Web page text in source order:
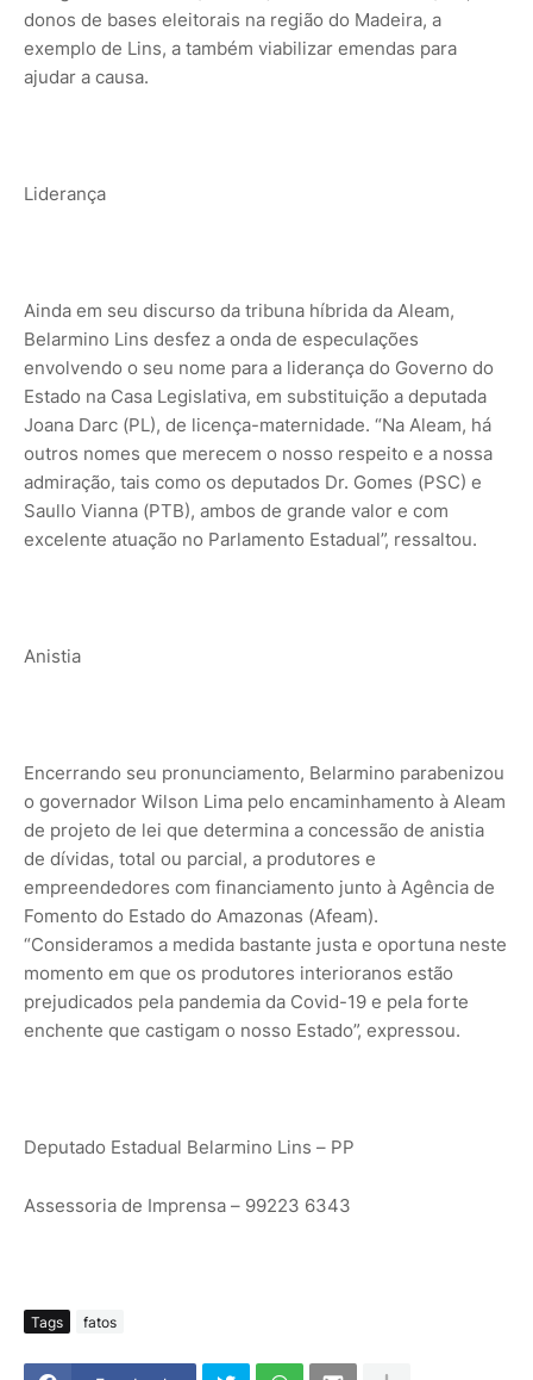
donos de bases eleitorais na região do Madeira, a
exemplo de Lins, a também viabilizar emendas para
ajudar a causa.
Liderança
Ainda em seu discurso da tribuna híbrida da Aleam,
Belarmino Lins desfez a onda de especulações
envolvendo o seu nome para a liderança do Governo do
Estado na Casa Legislativa, em substituição a deputada
Joana Darc (PL), de licença-maternidade. “Na Aleam, há
outros nomes que merecem o nosso respeito e a nossa
admiração, tais como os deputados Dr. Gomes (PSC) e
Saullo Vianna (PTB), ambos de grande valor e com
excelente atuação no Parlamento Estadual”, ressaltou.
Anistia
Encerrando seu pronunciamento, Belarmino parabenizou
o governador Wilson Lima pelo encaminhamento à Aleam
de projeto de lei que determina a concessão de anistia
de dívidas, total ou parcial, a produtores e
empreendedores com financiamento junto à Agência de
Fomento do Estado do Amazonas (Afeam).
“Consideramos a medida bastante justa e oportuna neste
momento em que os produtores interioranos estão
prejudicados pela pandemia da Covid-19 e pela forte
enchente que castigam o nosso Estado”, expressou.
Deputado Estadual Belarmino Lins – PP
Assessoria de Imprensa – 99223 6343
Tags fatos